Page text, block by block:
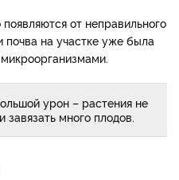
от неправильного
почва на участке уже была
урон – растения не
завязать много плодов.